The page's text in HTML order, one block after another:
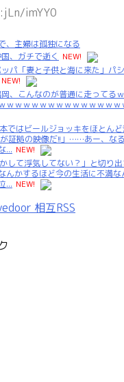
imYY0
、主婦は孤独になる
国、ガチで逝く NEW!
ッパ「妻と子供と海に来た」
NEW!
岡、こんなのが普通に走ってる
ｗｗｗｗｗｗｗｗｗｗｗｗｗ
ではビールジョッキをほとん
証拠の映像だ!!」……あー、な
... NEW!
して浮気してない？」と切り
んかするほど今の生活に不満
... NEW!
相互RSS